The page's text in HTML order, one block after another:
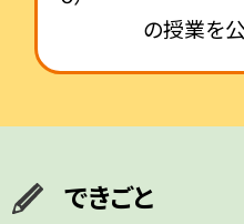
の授業を公開
できごと